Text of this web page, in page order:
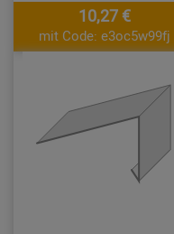
10,27 €
mit Code: e3oc5w99fj